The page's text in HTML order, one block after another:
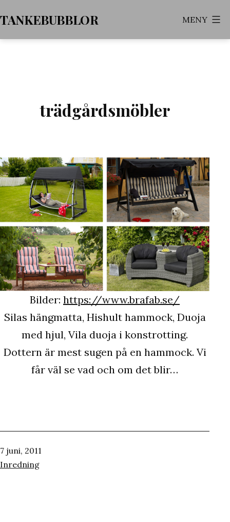
till
innehåll
TANKEBUBBLOR MENY
trädgårdsmöbler
Bilder: https://www.brafab.se/
Silas hängmatta, Hishult hammock, Duoja
med hjul, Vila duoja i konstrotting.
Dottern är mest sugen på en hammock. Vi
får väl se vad och om det blir…
Publicerat
den
7 juni, 2011
Kategoriserat
Inredning